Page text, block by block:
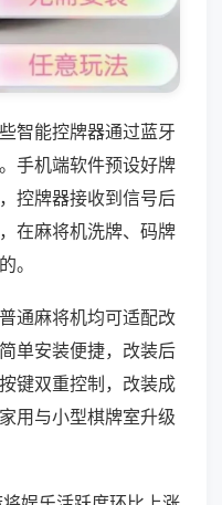
智能控牌器通过蓝牙
手机端软件预设好牌
控牌器接收到信号后
在麻将机洗牌、码牌
。
通麻将机均可适配改
单安装便捷，改装后
键双重控制，改装成
用与小型棋牌室升级